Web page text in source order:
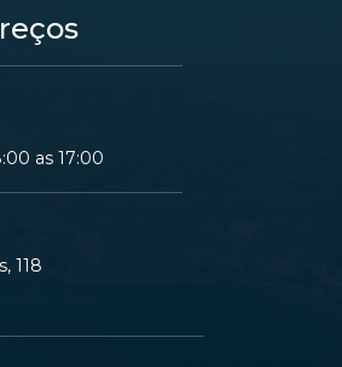
as 17:00
118